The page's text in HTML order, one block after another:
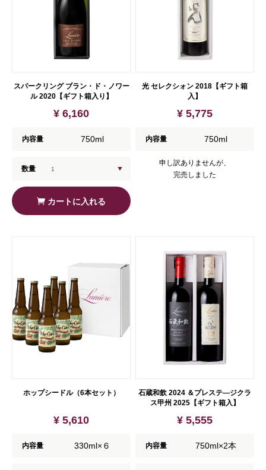
スパークリング ブラン・ド・ノワー
ル 2020【ギフト箱入り】
¥ 6,160
内容量 750ml
数量
カートに入れる
光 セレクシォン 2018【ギフト箱
入】
¥ 5,775
内容量 750ml
申し訳ありませんが、
完売しました
ホップシードル（6本セット）
¥ 5,610
内容量 330ml×６
石蔵和飲 2024 ＆プレステ―ジクラ
ス甲州 2025【ギフト箱入】
¥ 5,555
内容量 750ml×2本